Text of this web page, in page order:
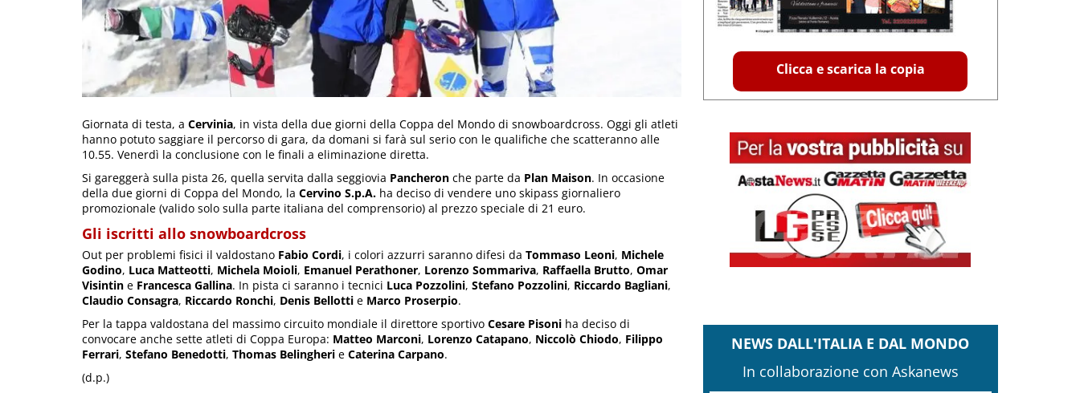
Giornata di testa, a Cervinia, in vista della due giorni della Coppa del Mondo di snowboardcross. Oggi gli atleti
hanno potuto saggiare il percorso di gara, da domani si farà sul serio con le qualifiche che scatteranno alle
10.55. Venerdì la conclusione con le finali a eliminazione diretta.
Si gareggerà sulla pista 26, quella servita dalla seggiovia Pancheron che parte da Plan Maison. In occasione
della due giorni di Coppa del Mondo, la Cervino S.p.A. ha deciso di vendere uno skipass giornaliero
promozionale (valido solo sulla parte italiana del comprensorio) al prezzo speciale di 21 euro.
Gli iscritti allo snowboardcross
Out per problemi fisici il valdostano Fabio Cordi, i colori azzurri saranno difesi da Tommaso Leoni, Michele
Godino, Luca Matteotti, Michela Moioli, Emanuel Perathoner, Lorenzo Sommariva, Raffaella Brutto, Omar
Visintin e Francesca Gallina. In pista ci saranno i tecnici Luca Pozzolini, Stefano Pozzolini, Riccardo Bagliani,
Claudio Consagra, Riccardo Ronchi, Denis Bellotti e Marco Proserpio.
Per la tappa valdostana del massimo circuito mondiale il direttore sportivo Cesare Pisoni ha deciso di
convocare anche sette atleti di Coppa Europa: Matteo Marconi, Lorenzo Catapano, Niccolò Chiodo, Filippo
Ferrari, Stefano Benedotti, Thomas Belingheri e Caterina Carpano.
(d.p.)
Clicca e scarica la copia
NEWS DALL'ITALIA E DAL MONDO
In collaborazione con Askanews